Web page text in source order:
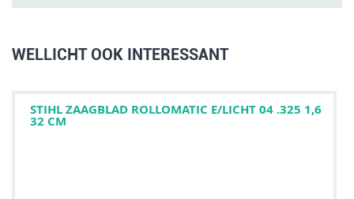
WELLICHT OOK INTERESSANT
STIHL ZAAGBLAD ROLLOMATIC E/LICHT 04 .325 1,6
32 CM